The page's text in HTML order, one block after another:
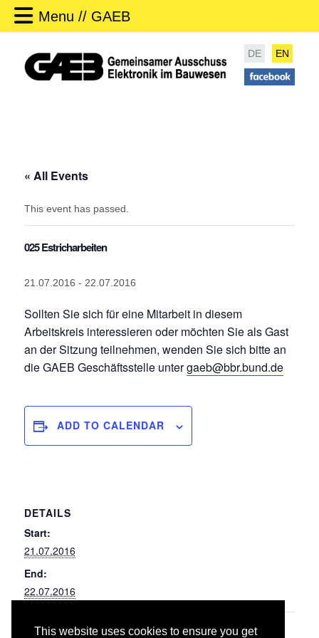
This website uses cookies to ensure you get
Menu // GAEB
DE EN
« All Events
This event has passed.
025 Estricharbeiten
21.07.2016 - 22.07.2016
Sollten Sie sich für eine Mitarbeit in diesem
Arbeitskreis interessieren oder möchten Sie als Gast
an der Sitzung teilnehmen, wenden Sie sich bitte an
die GAEB Geschäftsstelle untergaeb@bbr.bund.de
ADD TO CALENDAR
DETAILS
Start:
21.07.2016
End:
22.07.2016
019 096/ 097 Bauarbeiten an